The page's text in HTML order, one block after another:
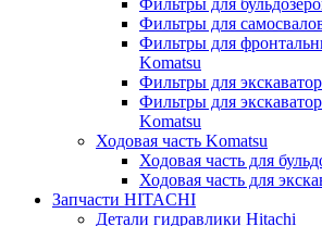
Фильтры для
Фильтры для
Фильтры для
Komatsu
Фильтры для
Фильтры для
Komatsu
Ходовая часть Komatsu
Ходовая часть для
Ходовая часть для
Запчасти HITACHI
Детали гидравлики Hitachi